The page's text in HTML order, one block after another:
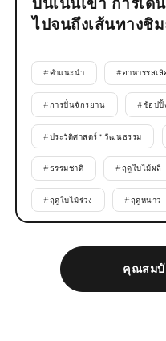
คุณสมบั
ไปจนถึงเส้นทางชิ
#คำแนะนำ # อาหารรสเลิ
#การปั่นจักรยาน #ช้อปปิ้
#ประวัติศาสตร์ * วัฒนธรรม
#ธรรมชาติ #ฤดูใบไม้ผลิ
#ฤดูใบไม้ร่วง #ฤดูหนาว